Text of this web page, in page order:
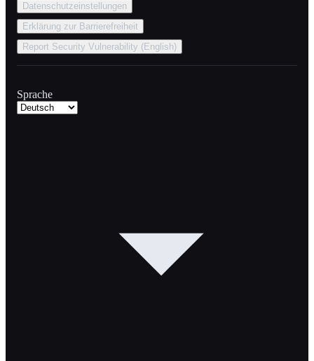
Datenschutzeinstellungen
Erklärung zur Barrierefreiheit
Report Security Vulnerability (English)
Sprache